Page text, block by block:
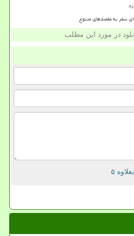
سفر به مقصدهای متنوع
در مورد این مطلب